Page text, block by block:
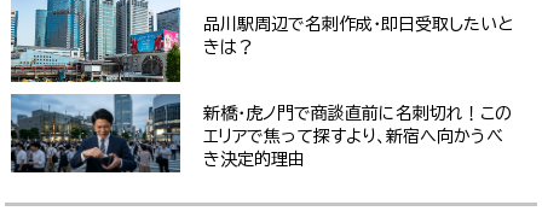
品川駅周辺で名刺作成・即日受取したいと
きは？
新橋・虎ノ門で商談直前に名刺切れ！この
エリアで焦って探すより、新宿へ向かうべ
き決定的理由